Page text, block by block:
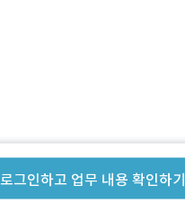
로그인하고 업무 내용 확인하기